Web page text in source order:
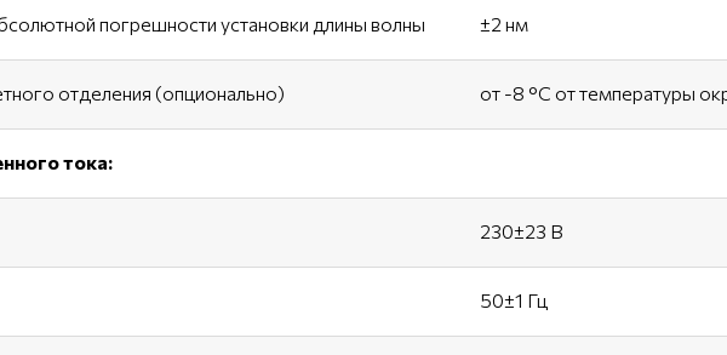
погрешности установки длины волны ±2 нм
отделения (опционально) от -8 °С от температуры
тока:
230±23 В
50±1 Гц